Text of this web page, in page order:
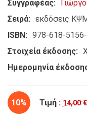
Συγγραφέας
Σειρά
εκδόσεις
ISBN
978-618-
Στοιχεία έκδοσης
Ημερομηνία
10% Τιμή : 14,00 €